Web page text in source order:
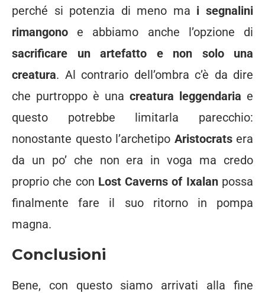
perché si potenzia di meno ma i segnalini
rimangono e abbiamo anche l’opzione di
sacrificare un artefatto e non solo una
creatura. Al contrario dell’ombra c’è da dire
che purtroppo è una creatura leggendaria e
questo potrebbe limitarla parecchio:
nonostante questo l’archetipo Aristocratsera
da un po’ che non era in voga ma credo
proprio che con Lost Caverns of Ixalanpossa
finalmente fare il suo ritorno in pompa
magna.
Conclusioni
Bene, con questo siamo arrivati alla fine